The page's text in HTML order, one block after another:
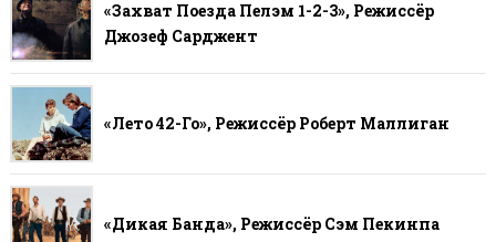
«Захват Поезда Пелэм 1-2-3», Режиссёр
Джозеф Сарджент
«Лето 42-Го», Режиссёр Роберт Маллиган
«Дикая Банда», Режиссёр Сэм Пекинпа